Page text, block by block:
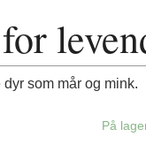
som mår og mink.
På